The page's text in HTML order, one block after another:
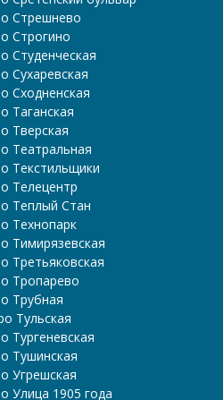
Стрешнево
Строгино
Студенческая
Сухаревская
Сходненская
Таганская
Тверская
Театральная
Текстильщики
Телецентр
Теплый Стан
Технопарк
Тимирязевская
Третьяковская
Тропарево
Трубная
Тульская
Тургеневская
Тушинская
Угрешская
Улица 1905 года